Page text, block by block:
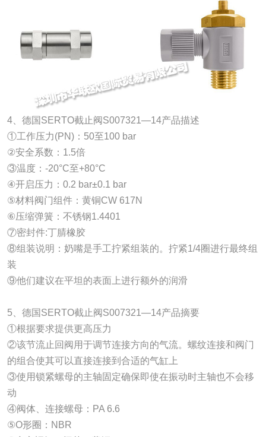
4、德国SERTO截止阀S007321—14产品描述
①工作压力(PN)：50至100 bar
②安全系数：1.5倍
③温度：-20°C至+80°C
④开启压力：0.2 bar±0.1 bar
⑤材料阀门组件：黄铜CW 617N
⑥压缩弹簧：不锈钢1.4401
⑦密封件:丁腈橡胶
⑧组装说明：奶嘴是手工拧紧组装的。拧紧1/4圈进行最终组
装
⑨他们建议在平坦的表面上进行额外的润滑
5、德国SERTO截止阀S007321—14产品摘要
①根据要求提供更高压力
②该节流止回阀用于调节连接方向的气流。螺纹连接和阀门
的组合使其可以直接连接到合适的气缸上
③使用锁紧螺母的主轴固定确保即使在振动时主轴也不会移
动
④阀体、连接螺母：PA 6.6
⑤O形圈：NBR